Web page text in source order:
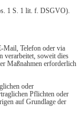
1 S. 1 lit. f. DSGVO).
Mail, Telefon oder via
verarbeitet, soweit dies
Maßnahmen erforderlich
oder
Pflichten oder
auf Grundlage der